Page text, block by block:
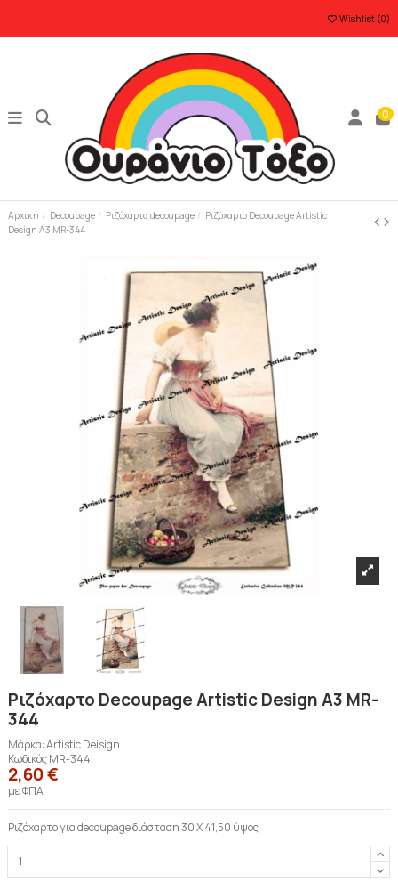
Wishlist (0)
0
Αρχική Decoupage Ριζόχαρτα decoupage
Ριζόχαρτο Decoupage Artistic
Design A3 MR-344
Ριζόχαρτο Decoupage Artistic Design A3 MR-
344
Μάρκα:Artistic Deisign
ΚωδικόςMR-344
2,60 €
με ΦΠΑ
Ριζόχαρτο για decoupage διάσταση 30 Χ 41,50 ύψος